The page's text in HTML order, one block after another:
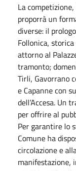
La
proporrà un
diverse: il prologo
Follonica,
attorno al
tramonto;
Tirli, Gavorrano
e Capanne con
dell’Accesa. Un
per offrire al
Per garantire lo
Comune ha
circolazione e
manifestazione,